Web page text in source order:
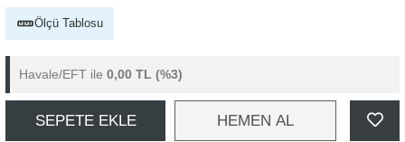
Ölçü Tablosu
Havale/EFT ile 0,00 TL (%3)
SEPETE EKLE HEMEN AL